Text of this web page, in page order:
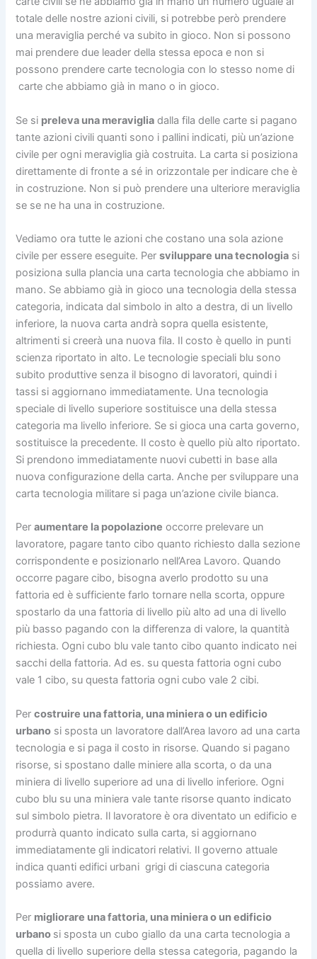
totale delle nostre azioni civili, si potrebbe però prendere
una meraviglia perché va subito in gioco. Non si possono
mai prendere due leader della stessa epoca e non si
possono prendere carte tecnologia con lo stesso nome di
carte che abbiamo già in mano o in gioco.
Se si preleva una meraviglia dalla fila delle carte si pagano
tante azioni civili quanti sono i pallini indicati, più un’azione
civile per ogni meraviglia già costruita. La carta si posiziona
direttamente di fronte a sé in orizzontale per indicare che è
in costruzione. Non si può prendere una ulteriore meraviglia
se se ne ha una in costruzione.
Vediamo ora tutte le azioni che costano una sola azione
civile per essere eseguite. Persviluppare una tecnologia si
posiziona sulla plancia una carta tecnologia che abbiamo in
mano. Se abbiamo già in gioco una tecnologia della stessa
categoria, indicata dal simbolo in alto a destra, di un livello
inferiore, la nuova carta andrà sopra quella esistente,
altrimenti si creerà una nuova fila. Il costo è quello in punti
scienza riportato in alto. Le tecnologie speciali blu sono
subito produttive senza il bisogno di lavoratori, quindi i
tassi si aggiornano immediatamente. Una tecnologia
speciale di livello superiore sostituisce una della stessa
categoria ma livello inferiore. Se si gioca una carta governo,
sostituisce la precedente. Il costo è quello più alto riportato.
Si prendono immediatamente nuovi cubetti in base alla
nuova configurazione della carta. Anche per sviluppare una
carta tecnologia militare si paga un’azione civile bianca.
Peraumentare la popolazione occorre prelevare un
lavoratore, pagare tanto cibo quanto richiesto dalla sezione
corrispondente e posizionarlo nell’Area Lavoro. Quando
occorre pagare cibo, bisogna averlo prodotto su una
fattoria ed è sufficiente farlo tornare nella scorta, oppure
spostarlo da una fattoria di livello più alto ad una di livello
più basso pagando con la differenza di valore, la quantità
richiesta. Ogni cubo blu vale tanto cibo quanto indicato nei
sacchi della fattoria. Ad es. su questa fattoria ogni cubo
vale 1 cibo, su questa fattoria ogni cubo vale 2 cibi.
Percostruire una fattoria, una miniera o un edificio
urbano si sposta un lavoratore dall’Area lavoro ad una carta
tecnologia e si paga il costo in risorse. Quando si pagano
risorse, si spostano dalle miniere alla scorta, o da una
miniera di livello superiore ad una di livello inferiore. Ogni
cubo blu su una miniera vale tante risorse quanto indicato
sul simbolo pietra. Il lavoratore è ora diventato un edificio e
produrrà quanto indicato sulla carta, si aggiornano
immediatamente gli indicatori relativi. Il governo attuale
indica quanti edifici urbani grigi di ciascuna categoria
possiamo avere.
Per migliorare una fattoria, una miniera o un edificio
urbano si sposta un cubo giallo da una carta tecnologia a
quella di livello superiore della stessa categoria, pagando la